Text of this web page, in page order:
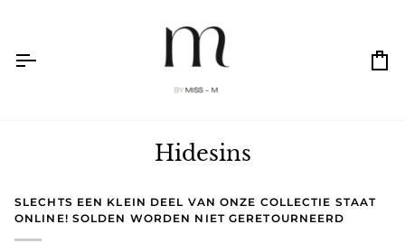
Hidesins
SLECHTS EEN KLEIN DEEL VAN ONZE COLLECTIE STAAT
ONLINE! SOLDEN WORDEN NIET GERETOURNEERD